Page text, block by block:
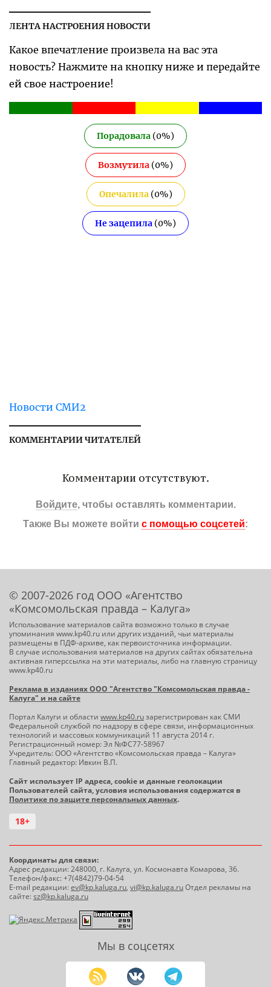
ЛЕНТА НАСТРОЕНИЯ НОВОСТИ
Какое впечатление произвела на вас эта
новость? Нажмите на кнопку ниже и передайте
ей свое настроение!
Порадовала (0%)
Возмутила (0%)
Опечалила(0%)
Не зацепила (0%)
Новости СМИ2
КОММЕНТАРИИ ЧИТАТЕЛЕЙ
Комментарии отсутствуют.
Войдите, чтобы оставлять комментарии.
Также Вы можете войти с помощью соцсетей:
© 2007-2026 год ООО «Агентство
«Комсомольская правда – Калуга»
Использование материалов сайта возможно только в случае
упоминания www.kp40.ru или других изданий, чьи материалы
размещены в ПДФ-архиве, как первоисточника информации.
В случае использования материалов на других сайтах обязательна
активная гиперссылка на эти материалы, либо на главную страницу
www.kp40.ru
Реклама в изданиях ООО "Агентство "Комсомольская правда -
Калуга" и на сайте
Портал Калуги и области www.kp40.ruзарегистрирован как СМИ
Федеральной службой по надзору в сфере связи, информационных
технологий и массовых коммуникаций 11 августа 2014 г.
Регистрационный номер: Эл №ФС77-58967
Учредитель: ООО «Агентство «Комсомольская правда – Калуга»
Главный редактор: Ивкин В.П.
Сайт использует IP адреса, cookie и данные геолокации
Пользователей сайта, условия использования содержатся в
Политике по защите персональных данных.
18+
Координаты для связи:
Адрес редакции: 248000, г. Калуга, ул. Космонавта Комарова, 36.
Телефон/факс: +7(4842)79-04-54
E-mail редакции:ev@kp.kaluga.ru, vi@kp.kaluga.ruОтдел рекламы на
сайте:sz@kp.kaluga.ru
Мы в соцсетях